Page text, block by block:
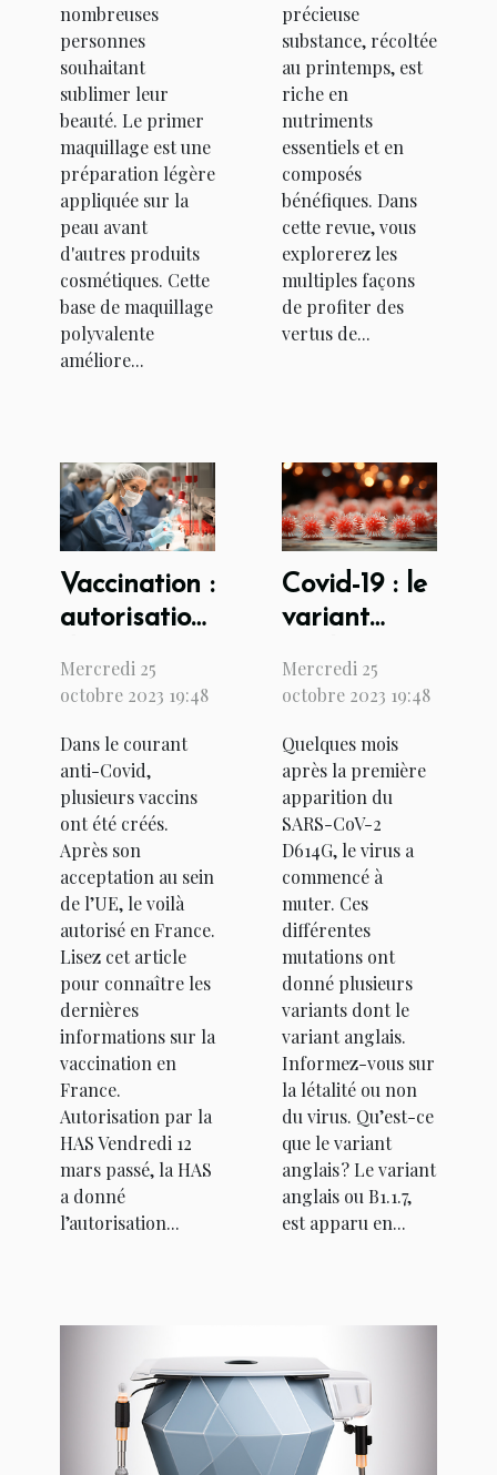
nombreuses
personnes
souhaitant
sublimer leur
beauté. Le primer
maquillage est une
préparation légère
appliquée sur la
peau avant
d'autres produits
cosmétiques. Cette
base de maquillage
polyvalente
améliore...
précieuse
substance, récoltée
au printemps, est
riche en
nutriments
essentiels et en
composés
bénéfiques. Dans
cette revue, vous
explorerez les
multiples façons
de profiter des
vertus de...
Vaccination :
autorisation
Johnson &
France
Mercredi 25
octobre 2023 19:48
Dans le courant
anti-Covid,
plusieurs vaccins
ont été créés.
Après son
acceptation au sein
de l’UE, le voilà
autorisé en France.
Lisez cet article
pour connaître les
dernières
informations sur la
vaccination en
France.
Autorisation par la
HAS Vendredi 12
mars passé, la HAS
a donné
l’autorisation...
Covid-19 : le
variant
il létal ?
Mercredi 25
octobre 2023 19:48
Quelques mois
après la première
apparition du
SARS-CoV-2
D614G, le virus a
commencé à
muter. Ces
différentes
mutations ont
donné plusieurs
variants dont le
variant anglais.
Informez-vous sur
la létalité ou non
du virus. Qu’est-ce
que le variant
anglais ? Le variant
anglais ou B1.1.7,
est apparu en...